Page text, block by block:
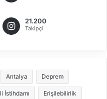
21.200
Takipçi
Antalya Deprem
İstihdamı Erişilebilirlik